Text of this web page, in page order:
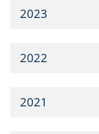
2023
2022
2021